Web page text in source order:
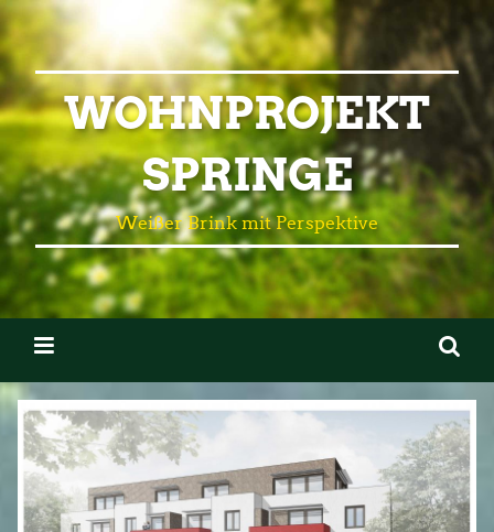
WOHNPROJEKT
SPRINGE
Weißer Brink mit Perspektive